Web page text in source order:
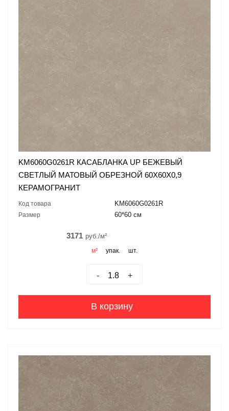
KM6060G0261R КАСАБЛАНКА UP БЕЖЕВЫЙ
СВЕТЛЫЙ МАТОВЫЙ ОБРЕЗНОЙ 60X60X0,9
КЕРАМОГРАНИТ
Код товара KM6060G0261R
Размер 60*60 см
3171 руб./м²
м² упак. шт.
- +
В корзину